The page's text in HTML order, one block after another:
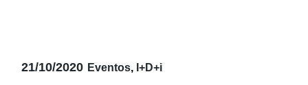
21/10/2020 Eventos I+D+i